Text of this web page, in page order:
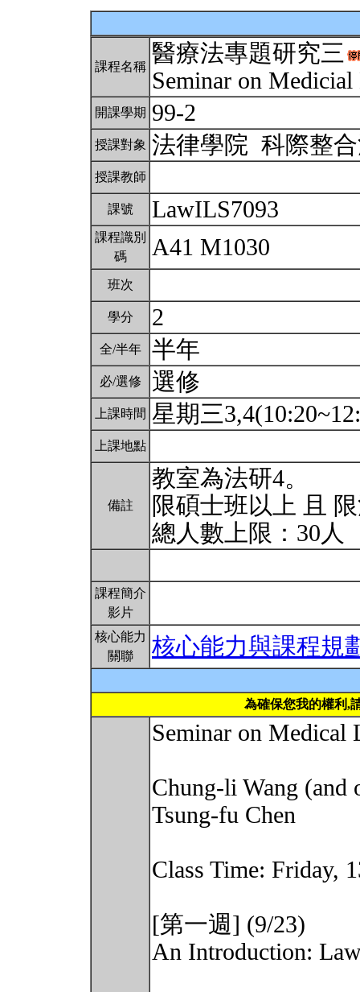
課程名稱 醫療法專題研究三
Seminar on
開課學期 99-2
授課對象 法律學院 科際整
授課教師
課號 LawILS7093
課程識別
碼
A41 M1030
班次
學分 2
全/半年 半年
必/選修 選修
上課時間 星期三
上課地點
備註
教室為法研4。
限碩士班以上 且
總人數上限：30人
課程簡介
影片
核心能力
關聯
核心能力與課程規
為確保您我的權利,
Seminar on Medical
Chung-li Wang (and
Tsung-fu Chen
Class Time: Friday,
[第一週] (9/23)
An Introduction: